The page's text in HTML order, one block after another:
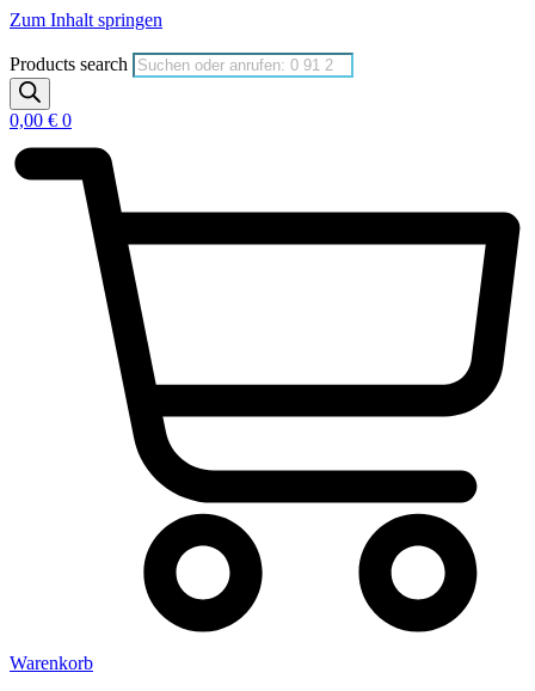
Zum Inhalt springen
Products search
0,00 € 0
Warenkorb